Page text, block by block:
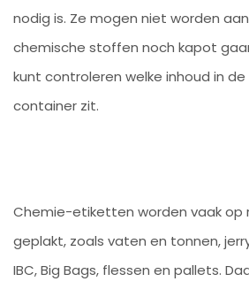
nodig is. Ze mogen niet worden
chemische stoffen noch kapot
kunt controleren welke inhoud in
container zit.
Chemie-etiketten worden vaak op
geplakt, zoals vaten en tonnen,
IBC, Big Bags, flessen en pallets.